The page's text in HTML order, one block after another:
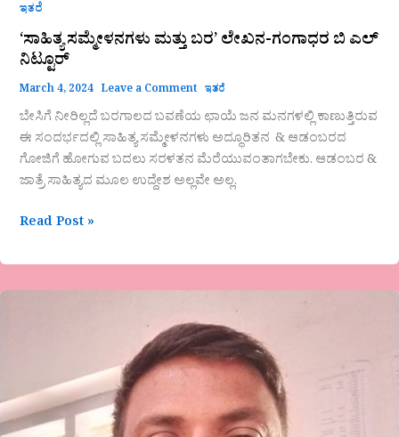
ಇತರೆ
‘ಸಾಹಿತ್ಯ ಸಮ್ಮೇಳನಗಳು ಮತ್ತು ಬರ’ ಲೇಖನ-ಗಂಗಾಧರ ಬಿ ಎಲ್
ನಿಟ್ಟೂರ್
March 4, 2024 Leave a Comment ಇತರೆ
ಬೇಸಿಗೆ ನೀರಿಲ್ಲದೆ ಬರಗಾಲದ ಬವಣೆಯ ಛಾಯೆ ಜನ ಮನಗಳಲ್ಲಿ ಕಾಣುತ್ತಿರುವ
ಈ ಸಂದರ್ಭದಲ್ಲಿ ಸಾಹಿತ್ಯ ಸಮ್ಮೇಳನಗಳು ಅದ್ಧೂರಿತನ & ಆಡಂಬರದ
ಗೋಜಿಗೆ ಹೋಗುವ ಬದಲು ಸರಳತನ ಮೆರೆಯುವಂತಾಗಬೇಕು. ಆಡಂಬರ &
ಜಾತ್ರೆ ಸಾಹಿತ್ಯದ ಮೂಲ ಉದ್ದೇಶ ಅಲ್ಲವೇ ಅಲ್ಲ.
Read Post »
ಬದುಕೆ
ಹೀಗೆ